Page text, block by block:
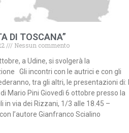
DI TOSCANA”
Nessun commento
a Udine, si svolgerà la
Gli incontri con le autrici e con gli
tra gli altri, le presentazioni di:
Mario Pini Giovedì 6 ottobre presso la
in via dei Rizzani, 1/3 alle 18.45 –
l’autore Gianfranco Scialino